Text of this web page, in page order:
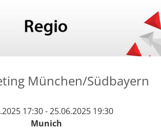
München/Südbayern
17:30 - 25.06.2025 19:30
Munich